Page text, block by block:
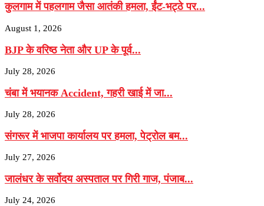
कुलगाम में पहलगाम जैसा आतंकी हमला, ईंट-भट्ठे पर...
August 1, 2026
BJP के वरिष्‍ठ नेता और UP के पूर्व...
July 28, 2026
चंबा में भयानक Accident, गहरी खाई में जा...
July 28, 2026
संगरूर में भाजपा कार्यालय पर हमला, पेट्रोल बम...
July 27, 2026
जालंधर के सर्वोदय अस्पताल पर गिरी गाज, पंजाब...
July 24, 2026